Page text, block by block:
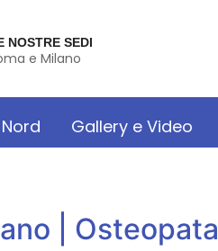
NOSTRE SEDI
e Milano
Gallery e Video
| Osteopata